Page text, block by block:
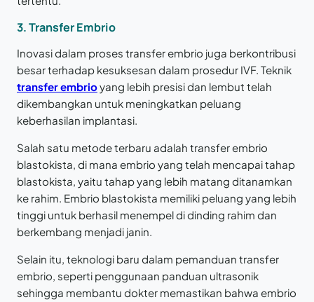
3. Transfer Embrio
Inovasi dalam proses transfer embrio juga berkontribusi
besar terhadap kesuksesan dalam prosedur IVF. Teknik
transfer embrioyang lebih presisi dan lembut telah
dikembangkan untuk meningkatkan peluang
keberhasilan implantasi.
Salah satu metode terbaru adalah transfer embrio
blastokista, di mana embrio yang telah mencapai tahap
blastokista, yaitu tahap yang lebih matang ditanamkan
ke rahim. Embrio blastokista memiliki peluang yang lebih
tinggi untuk berhasil menempel di dinding rahim dan
berkembang menjadi janin.
Selain itu, teknologi baru dalam pemanduan transfer
embrio, seperti penggunaan panduan ultrasonik
sehingga membantu dokter memastikan bahwa embrio